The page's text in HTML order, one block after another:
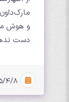
و هوش
دست